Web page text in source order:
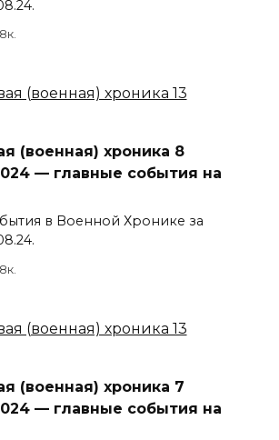
(военная) хроника 8
— главные события на
в Военной Хронике за
(военная) хроника 7
— главные события на